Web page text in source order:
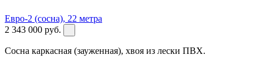
Евро-2 (сосна), 22 метра
2 343 000 руб.
Сосна каркасная (зауженная), хвоя из лески ПВХ.